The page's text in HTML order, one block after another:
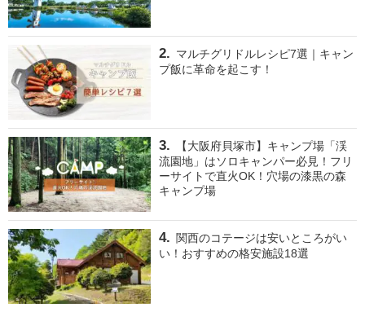
マルチグリドルレシピ7選｜キャン
プ飯に革命を起こす！
【大阪府貝塚市】キャンプ場「渓
流園地」はソロキャンパー必見！フリ
ーサイトで直火OK！穴場の漆黒の森
キャンプ場
関西のコテージは安いところがい
い！おすすめの格安施設18選